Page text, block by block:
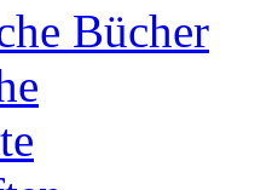
Bücher